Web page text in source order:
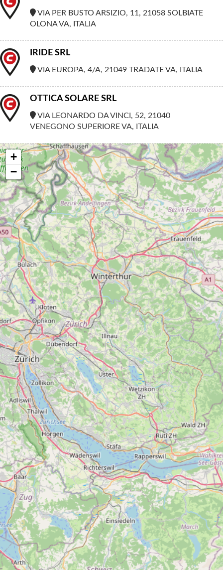
VIA PER BUSTO ARSIZIO, 11, 21058 SOLBIATE
OLONA VA, ITALIA
IRIDE SRL
VIA EUROPA, 4/A, 21049 TRADATE VA, ITALIA
OTTICA SOLARE SRL
VIA LEONARDO DA VINCI, 52, 21040
VENEGONO SUPERIORE VA, ITALIA
+
−